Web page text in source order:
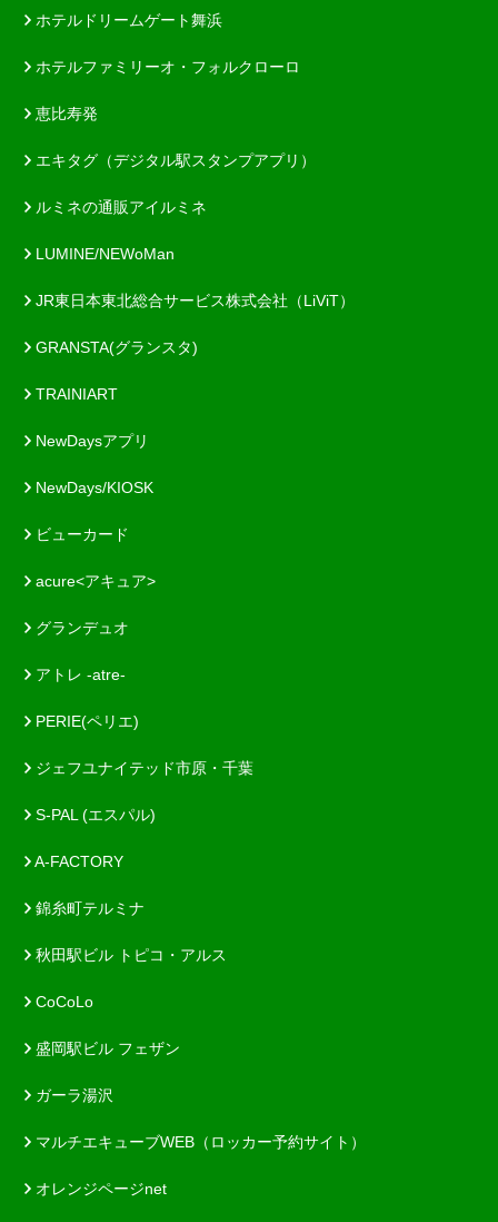
ホテルドリームゲート舞浜
ホテルファミリーオ・フォルクローロ
恵比寿発
エキタグ（デジタル駅スタンプアプリ）
ルミネの通販アイルミネ
LUMINE/NEWoMan
JR東日本東北総合サービス株式会社（LiViT）
GRANSTA(グランスタ)
TRAINIART
NewDaysアプリ
NewDays/KIOSK
ビューカード
acure<アキュア>
グランデュオ
アトレ -atre-
PERIE(ペリエ)
ジェフユナイテッド市原・千葉
S-PAL (エスパル)
A-FACTORY
錦糸町テルミナ
秋田駅ビル トピコ・アルス
CoCoLo
盛岡駅ビル フェザン
ガーラ湯沢
マルチエキューブWEB（ロッカー予約サイト）
オレンジページnet